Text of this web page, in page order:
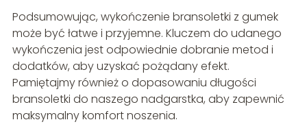
Podsumowując, wykończenie bransoletki z gumek
może być łatwe i przyjemne. Kluczem do udanego
wykończenia jest odpowiednie dobranie metod i
dodatków, aby uzyskać pożądany efekt.
Pamiętajmy również o dopasowaniu długości
bransoletki do naszego nadgarstka, aby zapewnić
maksymalny komfort noszenia.